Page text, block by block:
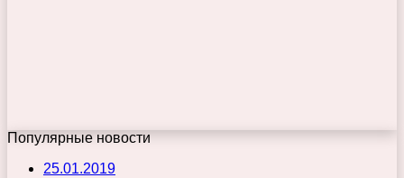
Популярные новости
25.01.2019